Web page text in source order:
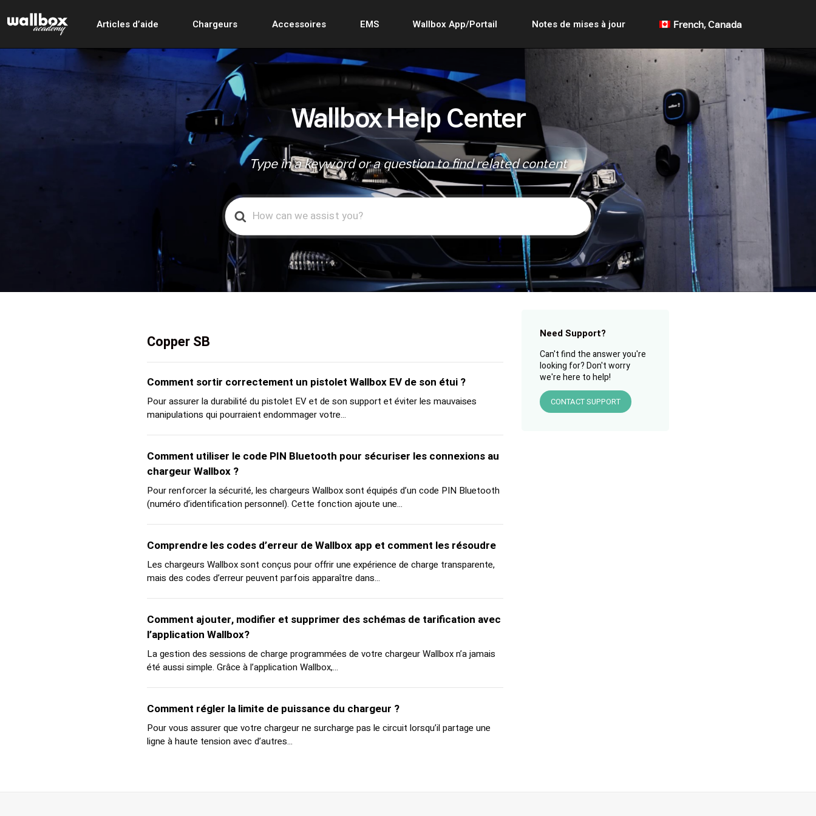
Articles d’aide Chargeurs Accessoires EMS Wallbox App/Portail Notes de mises à jour French, Canada
Wallbox Help Center
Type in a keyword or a question to find related content
Search
For
Copper SB
Comment sortir correctement un pistolet Wallbox EV de son étui ?
Pour assurer la durabilité du pistolet EV et de son support et éviter les mauvaises
manipulations qui pourraient endommager votre...
Comment utiliser le code PIN Bluetooth pour sécuriser les connexions au
chargeur Wallbox ?
Pour renforcer la sécurité, les chargeurs Wallbox sont équipés d’un code PIN Bluetooth
(numéro d’identification personnel). Cette fonction ajoute une...
Comprendre les codes d’erreur de Wallbox app et comment les résoudre
Les chargeurs Wallbox sont conçus pour offrir une expérience de charge transparente,
mais des codes d’erreur peuvent parfois apparaître dans...
Comment ajouter, modifier et supprimer des schémas de tarification avec
l’application Wallbox?
La gestion des sessions de charge programmées de votre chargeur Wallbox n’a jamais
été aussi simple. Grâce à l’application Wallbox,...
Comment régler la limite de puissance du chargeur ?
Pour vous assurer que votre chargeur ne surcharge pas le circuit lorsqu’il partage une
ligne à haute tension avec d’autres...
Need Support?
Can't find the answer you're
looking for? Don't worry
we're here to help!
CONTACT SUPPORT